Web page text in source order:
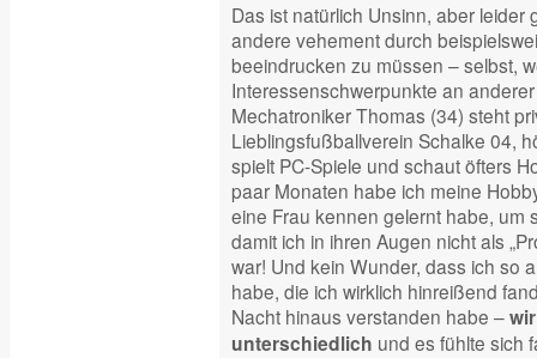
Das ist natürlich Unsinn, aber
andere vehement durch
beeindrucken zu müssen – selbst,
Interessenschwerpunkte an
Mechatroniker Thomas (34) steht
Lieblingsfußballverein Schalke 04,
spielt PC-Spiele und schaut öfters
paar Monaten habe ich meine
eine Frau kennen gelernt habe, um
damit ich in ihren Augen nicht als
war! Und kein Wunder, dass ich so
habe, die ich wirklich hinreißend
Nacht hinaus verstanden habe –
unterschiedlich und es fühlte sich